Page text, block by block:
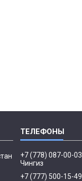
+7 (778) 087-00-03
Чингиз
+7 (777) 500-15-49